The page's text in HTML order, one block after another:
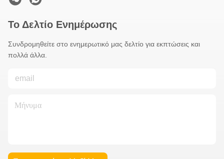
Το Δελτίο Ενημέρωσης
Συνδρομηθείτε στο ενημερωτικό μας δελτίο για εκπτώσεις και
πολλά άλλα.